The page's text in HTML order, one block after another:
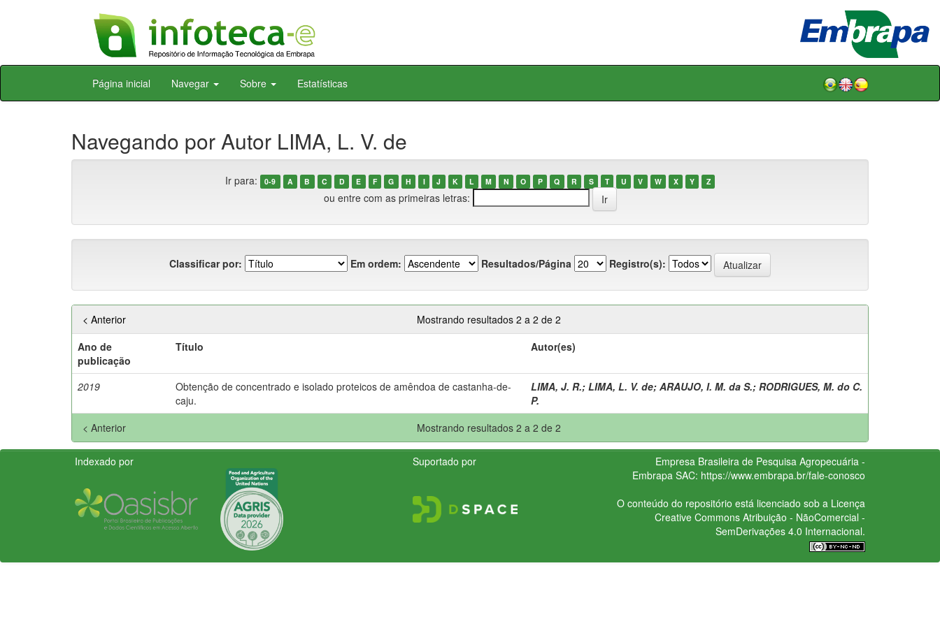
Skip
Página inicial Navegar Sobre Estatísticas
Navegando por Autor LIMA, L. V. de
Ir para: 0-9 A B C D E F G H I J K L M N O P Q R S T U V W X Y Z
ou entre com as primeiras letras:
Classificar por: Em ordem: Resultados/Página Registro(s):
Mostrando resultados 2 a 2 de 2
< Anterior
Ano de
publicação
Título Autor(es)
2019
Obtenção de concentrado e isolado proteicos de amêndoa de castanha-de-
caju.
LIMA, J. R.; LIMA, L. V. de; ARAUJO, I. M. da S.; RODRIGUES, M. do C.
P.
Mostrando resultados 2 a 2 de 2
< Anterior
Indexado por Suportado por
Empresa Brasileira de Pesquisa Agropecuária -
Embrapa SAC: https://www.embrapa.br/fale-conosco
O conteúdo do repositório está licenciado sob a Licença
Creative CommonsAtribuição - NãoComercial -
SemDerivações 4.0 Internacional.